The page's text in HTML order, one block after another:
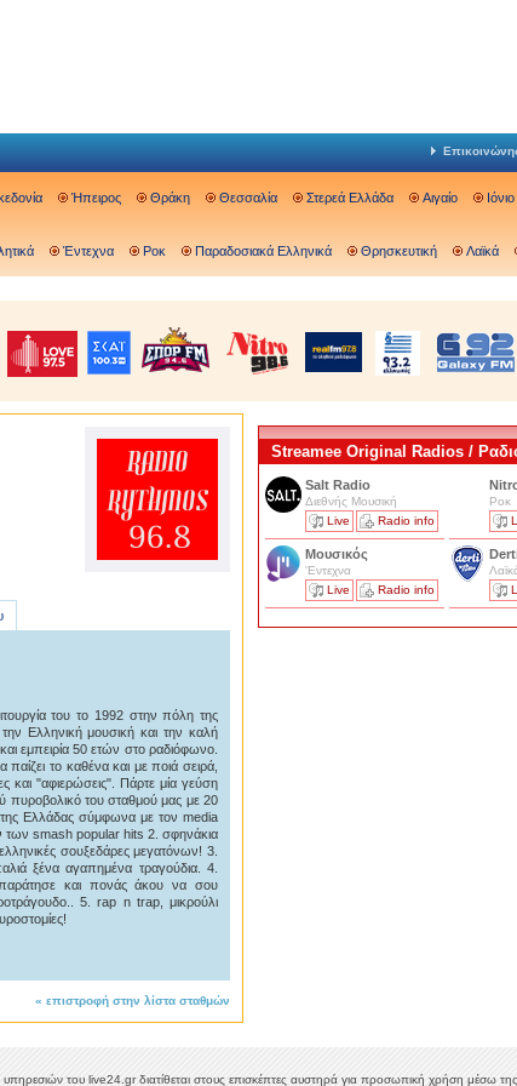
Ήπειρος Θράκη Θεσσαλία Στερεά Ελλάδα Αιγαίο Ιόνιο
Έντεχνα Ροκ Παραδοσιακά Ελληνικά Θρησκευτική Λαϊκά
του το 1992 στην πόλη της
Ελληνική μουσική και την καλή
εμπειρία 50 ετών στο ραδιόφωνο.
το καθένα και με ποιά σειρά,
και "αφιερώσεις". Πάρτε μία γεύση
πυροβολικό του σταθμού μας με 20
της Ελλάδας σύμφωνα με τον media
των smash popular hits 2. σφηνάκια
σουξεδάρες μεγατόνων! 3.
ξένα αγαπημένα τραγούδια. 4.
παράτησε και πονάς άκου να σου
5. rap n trap, μικρούλι
« επιστροφή στην λίστα σταθμών
Streamee Original Radios /
Salt Radio
Διεθνής Μουσική
Live
Radio info
Ροκ
Μουσικός
'Εντεχνα
Live
Radio info
του live24.gr διατίθεται στους επισκέπτες αυστηρά για προσωπική χρήση μέσω